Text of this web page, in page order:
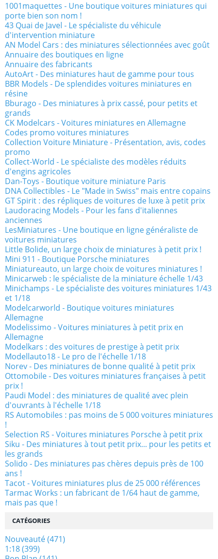
1001maquettes - Une boutique voitures miniatures qui
porte bien son nom !
43 Quai de Javel - Le spécialiste du véhicule
d'intervention miniature
AN Model Cars : des miniatures sélectionnées avec goût
Annuaire des boutiques en ligne
Annuaire des fabricants
AutoArt - Des miniatures haut de gamme pour tous
BBR Models - De splendides voitures miniatures en
résine
Bburago - Des miniatures à prix cassé, pour petits et
grands
CK Modelcars - Voitures miniatures en Allemagne
Codes promo voitures miniatures
Collection Voiture Miniature - Présentation, avis, codes
promo
Collect-World - Le spécialiste des modèles réduits
d'engins agricoles
Dan-Toys - Boutique voiture miniature Paris
DNA Collectibles - Le "Made in Swiss" mais entre copains
GT Spirit : des répliques de voitures de luxe à petit prix
Laudoracing Models - Pour les fans d'italiennes
anciennes
LesMiniatures - Une boutique en ligne généraliste de
voitures miniatures
Little Bolide, un large choix de miniatures à petit prix !
Mini 911 - Boutique Porsche miniatures
Miniatureauto, un large choix de voitures miniatures !
Minicarweb : le spécialiste de la miniature échelle 1/43
Minichamps - Le spécialiste des voitures miniatures 1/43
et 1/18
Modelcarworld - Boutique voitures miniatures
Allemagne
Modelissimo - Voitures miniatures à petit prix en
Allemagne
Modelkars : des voitures de prestige à petit prix
Modellauto18 - Le pro de l'échelle 1/18
Norev - Des miniatures de bonne qualité à petit prix
Ottomobile - Des voitures miniatures françaises à petit
prix !
Paudi Model : des miniatures de qualité avec plein
d'ouvrants à l'échelle 1/18
RS Automobiles : pas moins de 5 000 voitures miniatures
!
Selection RS - Voitures miniatures Porsche à petit prix
Siku - Des miniatures à tout petit prix... pour les petits et
les grands
Solido - Des miniatures pas chères depuis près de 100
ans !
Tacot - Voitures miniatures plus de 25 000 références
Tarmac Works : un fabricant de 1/64 haut de gamme,
mais pas que !
CATÉGORIES
Nouveauté(471)
1:18(399)